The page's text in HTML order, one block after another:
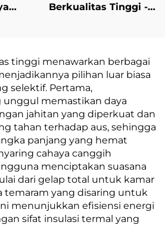
2,8
Berkualitas Tinggi -
Seluruh Rumah
Termasuk Kamar Tidur
& Ruang Tamu,
Diperkuat & Tahan Air,
Dekorasi Dinding
Belakang
RumahDeskripsi
Kuantitas Pesanan
Minimum: 30 meter
persegi Detail
Kemasan: Lapisan
gelembung dan kain
tenun
tinggi menawarkan berbagai
pilihan luar biasa
selektif. Pertama,
unggul memastikan daya
jahitan yang diperkuat dan
tahan terhadap aus, sehingga
panjang yang hemat
cahaya canggih
menciptakan suasana
dari gelap total untuk kamar
temaram yang disaring untuk
menunjukkan efisiensi energi
sifat insulasi termal yang